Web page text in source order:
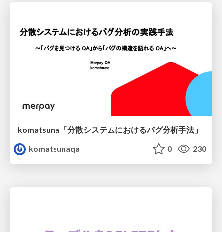
komatsuna「分散システムにおけるバグ分析手法」
komatsunaqa
0 230